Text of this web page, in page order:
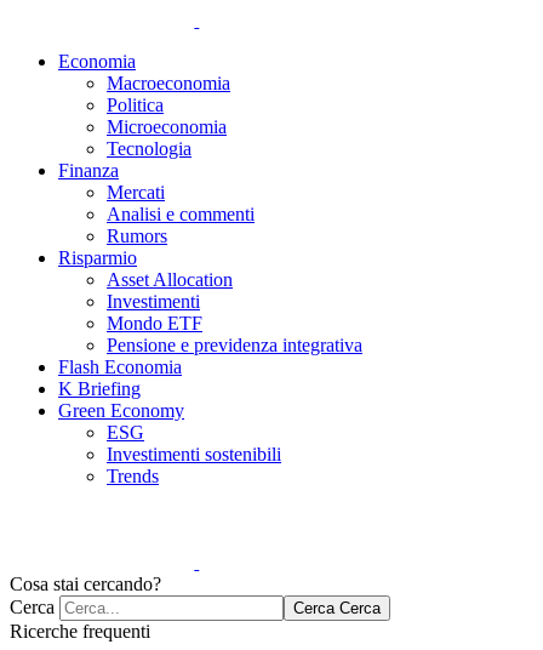
Economia
Macroeconomia
Politica
Microeconomia
Tecnologia
Finanza
Mercati
Analisi e commenti
Rumors
Risparmio
Asset Allocation
Investimenti
Mondo ETF
Pensione e previdenza integrativa
Flash Economia
K Briefing
Green Economy
ESG
Investimenti sostenibili
Trends
Cosa stai cercando?
Cerca
Cerca Cerca
Ricerche frequenti